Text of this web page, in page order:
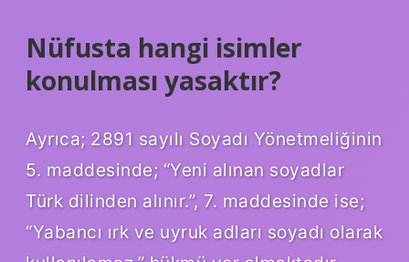
Nüfusta hangi isimler
konulması yasaktır?
Ayrıca; 2891 sayılı Soyadı Yönetmeliğinin
5. maddesinde; “Yeni alınan soyadlar
Türk dilinden alınır.”, 7. maddesinde ise;
“Yabancı ırk ve uyruk adları soyadı olarak